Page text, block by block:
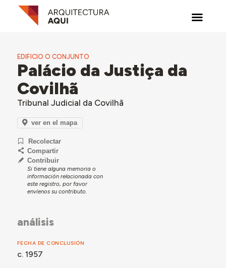
EDIFICIO O CONJUNTO
Palácio da Justiça da
Covilhã
Tribunal Judicial da Covilhã
ver en el mapa
Recolectar
Compartir
Contribuir
Si tiene alguna memoria o
información relacionada con
este registro, por favor
envíenos su contributo.
análisis
FECHA DE CONCLUSIÓN
c. 1957